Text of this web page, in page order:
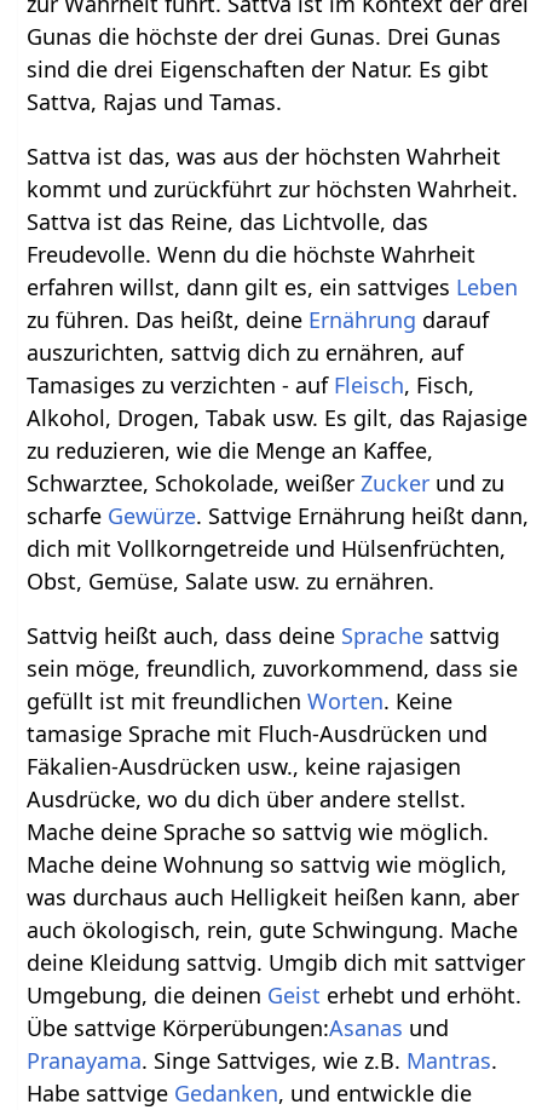
Gunas die höchste der drei Gunas. Drei Gunas
sind die drei Eigenschaften der Natur. Es gibt
Sattva, Rajas und Tamas.
Sattva ist das, was aus der höchsten Wahrheit
kommt und zurückführt zur höchsten Wahrheit.
Sattva ist das Reine, das Lichtvolle, das
Freudevolle. Wenn du die höchste Wahrheit
erfahren willst, dann gilt es, ein sattviges Leben
zu führen. Das heißt, deine Ernährung darauf
auszurichten, sattvig dich zu ernähren, auf
Tamasiges zu verzichten - auf Fleisch, Fisch,
Alkohol, Drogen, Tabak usw. Es gilt, das Rajasige
zu reduzieren, wie die Menge an Kaffee,
Schwarztee, Schokolade, weißerZucker und zu
scharfe Gewürze. Sattvige Ernährung heißt dann,
dich mit Vollkorngetreide und Hülsenfrüchten,
Obst, Gemüse, Salate usw. zu ernähren.
Sattvig heißt auch, dass deine Sprache sattvig
sein möge, freundlich, zuvorkommend, dass sie
gefüllt ist mit freundlichenWorten. Keine
tamasige Sprache mit Fluch-Ausdrücken und
Fäkalien-Ausdrücken usw., keine rajasigen
Ausdrücke, wo du dich über andere stellst.
Mache deine Sprache so sattvig wie möglich.
Mache deine Wohnung so sattvig wie möglich,
was durchaus auch Helligkeit heißen kann, aber
auch ökologisch, rein, gute Schwingung. Mache
deine Kleidung sattvig. Umgib dich mit sattviger
Umgebung, die deinen Geist erhebt und erhöht.
Übe sattvige Körperübungen:Asanas und
Pranayama. Singe Sattviges, wie z.B. Mantras.
Habe sattvige Gedanken, und entwickle die